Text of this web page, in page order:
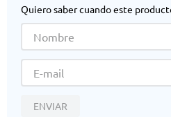
Quiero saber cuando este
ENVIAR